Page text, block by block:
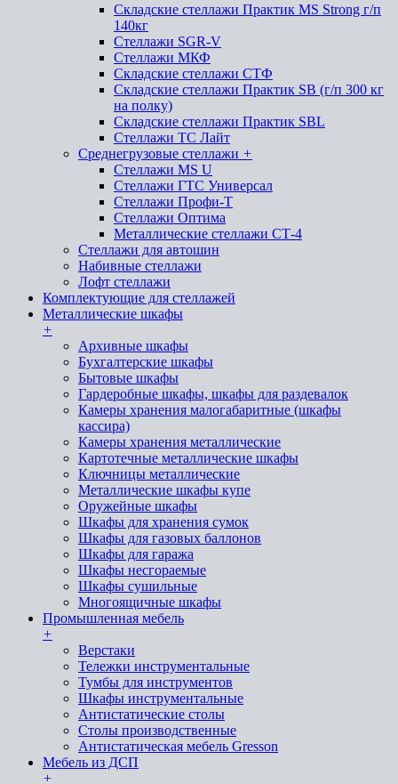
Складские стеллажи Практик MS Strong г/п
140кг
Стеллажи SGR-V
Стеллажи МКФ
Складские стеллажи СТФ
Складские стеллажи Практик SB (г/п 300 кг
на полку)
Складские стеллажи Практик SBL
Стеллажи ТС Лайт
Среднегрузовые стеллажи +
Стеллажи MS U
Стеллажи ГТС Универсал
Стеллажи Профи-Т
Стеллажи Оптима
Металлические стеллажи СТ-4
Стеллажи для автошин
Набивные стеллажи
Лофт стеллажи
Комплектующие для стеллажей
Металлические шкафы
+
Архивные шкафы
Бухгалтерские шкафы
Бытовые шкафы
Гардеробные шкафы, шкафы для раздевалок
Камеры хранения малогабаритные (шкафы
кассира)
Камеры хранения металлические
Картотечные металлические шкафы
Ключницы металлические
Металлические шкафы купе
Оружейные шкафы
Шкафы для хранения сумок
Шкафы для газовых баллонов
Шкафы для гаража
Шкафы несгораемые
Шкафы сушильные
Многоящичные шкафы
Промышленная мебель
+
Верстаки
Тележки инструментальные
Тумбы для инструментов
Шкафы инструментальные
Антистатические столы
Столы производственные
Антистатическая мебель Gresson
Мебель из ДСП
+